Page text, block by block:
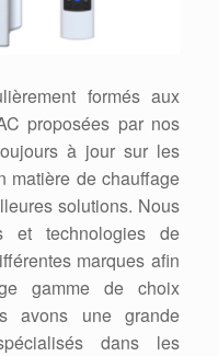
formés aux
proposées par nos
à jour sur les
matière de chauffage
solutions. Nous
et technologies de
marques afin
gamme de choix
avons une grande
dans les